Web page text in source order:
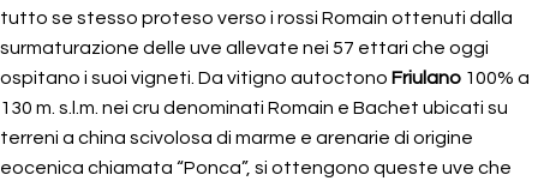
tutto se stesso proteso verso i rossi Romain ottenuti dalla
surmaturazione delle uve allevate nei 57 ettari che oggi
ospitano i suoi vigneti. Da vitigno autoctono Friulano 100% a
130 m. s.l.m. nei cru denominati Romain e Bachet ubicati su
terreni a china scivolosa di marme e arenarie di origine
eocenica chiamata “Ponca”, si ottengono queste uve che